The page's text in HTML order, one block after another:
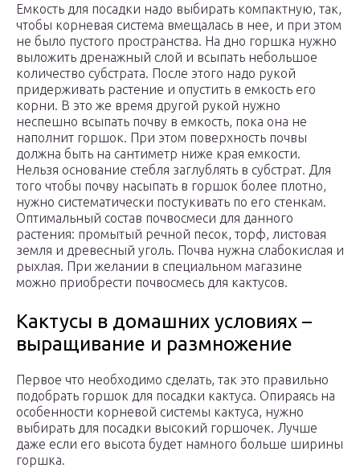
Емкость для посадки надо выбирать компактную, так,
чтобы корневая система вмещалась в нее, и при этом
не было пустого пространства. На дно горшка нужно
выложить дренажный слой и всыпать небольшое
количество субстрата. После этого надо рукой
придерживать растение и опустить в емкость его
корни. В это же время другой рукой нужно
неспешно всыпать почву в емкость, пока она не
наполнит горшок. При этом поверхность почвы
должна быть на сантиметр ниже края емкости.
Нельзя основание стебля заглублять в субстрат. Для
того чтобы почву насыпать в горшок более плотно,
нужно систематически постукивать по его стенкам.
Оптимальный состав почвосмеси для данного
растения: промытый речной песок, торф, листовая
земля и древесный уголь. Почва нужна слабокислая и
рыхлая. При желании в специальном магазине
можно приобрести почвосмесь для кактусов.
Кактусы в домашних условиях –
выращивание и размножение
Первое что необходимо сделать, так это правильно
подобрать горшок для посадки кактуса. Опираясь на
особенности корневой системы кактуса, нужно
выбирать для посадки высокий горшочек. Лучше
даже если его высота будет намного больше ширины
горшка.